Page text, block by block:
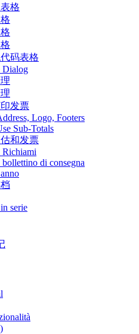
格
码表格
Dialog
发票
Logo, Footers
Sub-Totals
和发票
Richiami
bollettino di consegna
serie